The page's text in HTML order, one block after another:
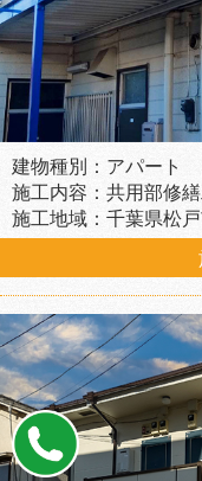
建物種別：アパート
施工内容：共用部修
施工地域：千葉県松